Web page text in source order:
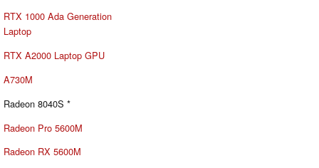
RTX 1000 Ada Generation
Laptop
RTX A2000 Laptop GPU
A730M
Radeon 8040S *
Radeon Pro 5600M
Radeon RX 5600M